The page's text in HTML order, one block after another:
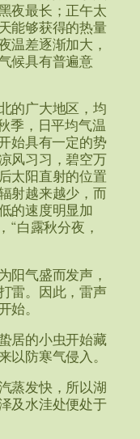
夜最长；正午太
能够获得的热量
温差逐渐加大，
候具有普遍意
的广大地区，均
季，日平均气温
始具有一定的势
风习习，碧空万
太阳直射的位置
射越来越少，而
的速度明显加
“白露秋分夜，
阳气盛而发声，
雷。因此，雷声
。
居的小虫开始藏
以防寒气侵入。
蒸发快，所以湖
及水洼处便处于